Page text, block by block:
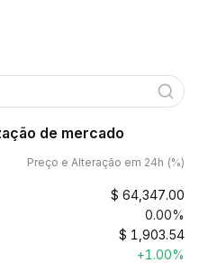
de mercado
Preço e Alteração em 24h (%)
$ 64,347.00
0.00%
$ 1,903.54
+1.00%